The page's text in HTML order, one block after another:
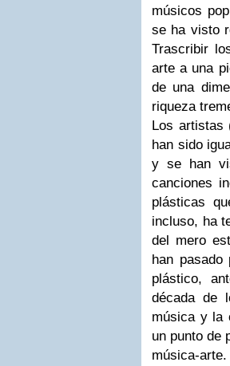
músicos
se ha visto
Trascribir
arte a una
de una
riqueza
Los artistas
han sido
y se han
canciones
plásticas
incluso, ha
del mero
han
plástico,
década de
música y la
un punto de
música-